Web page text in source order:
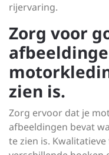
rijervaring.
Zorg voor
zien is.
Zorg ervoor dat je
afbeeldingen bevat
te zien is.